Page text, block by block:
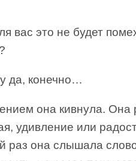
вас это не будет
да, конечно…
она кивнула. Она
удивление или
раз она слышала